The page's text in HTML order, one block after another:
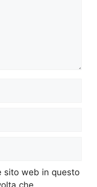
sito web in questo